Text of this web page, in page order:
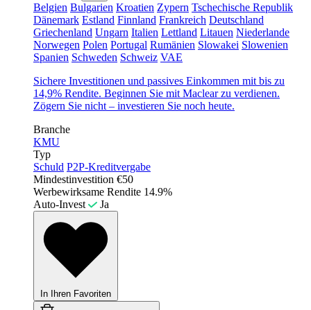
Belgien Bulgarien Kroatien Zypern Tschechische Republik
Dänemark Estland Finnland Frankreich Deutschland
Griechenland Ungarn Italien Lettland Litauen Niederlande
Norwegen Polen Portugal Rumänien Slowakei Slowenien
Spanien Schweden Schweiz VAE
Sichere Investitionen und passives Einkommen mit bis zu
14,9% Rendite. Beginnen Sie mit Maclear zu verdienen.
Zögern Sie nicht – investieren Sie noch heute.
Branche
KMU
Typ
Schuld P2P-Kreditvergabe
Mindestinvestition €50
Werbewirksame Rendite 14.9%
Auto-Invest
Ja
In Ihren Favoriten